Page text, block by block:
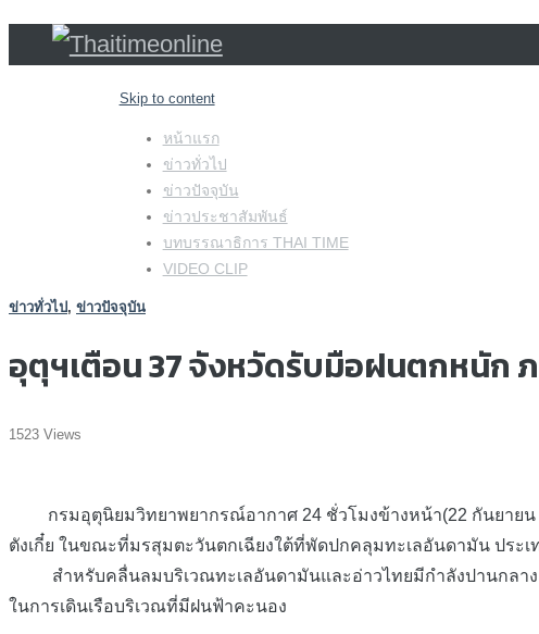
Skip to content
หน้าแรก
ข่าวทั่วไป
ข่าวปัจจุบัน
ข่าวประชาสัมพันธ์
บทบรรณาธิการ THAI TIME
VIDEO CLIP
ข่าวทั่วไป, ข่าวปัจจุบัน
อุตุฯเตือน 37 จังหวัดรับมือฝนตกหนัก
1523 Views
กรมอุตุนิยมวิทยาพยากรณ์อากาศ 24 ชั่วโมงข้างหน้า(22 กันยายน
ตังเกี๋ย ในขณะที่มรสุมตะวันตกเฉียงใต้ที่พัดปกคลุมทะเลอันดามัน ประ
สำหรับคลื่นลมบริเวณทะเลอันดามันและอ่าวไทยมีกำลังปานกลาง
ในการเดินเรือบริเวณที่มีฝนฟ้าคะนอง